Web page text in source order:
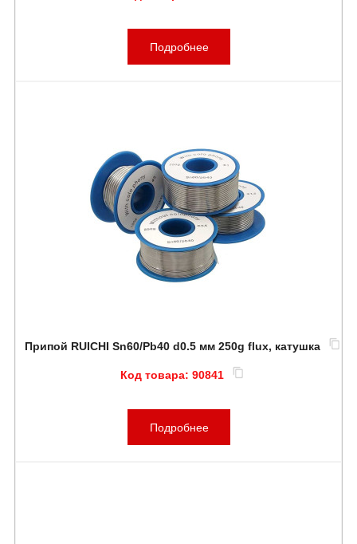
Подробнее
Припой RUICHI Sn60/Pb40 d0.5 мм 250g flux, катушка
Код товара: 90841
Подробнее